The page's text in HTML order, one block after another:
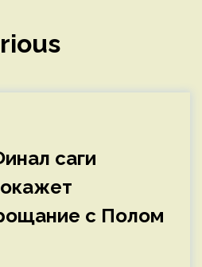
саги
с Полом